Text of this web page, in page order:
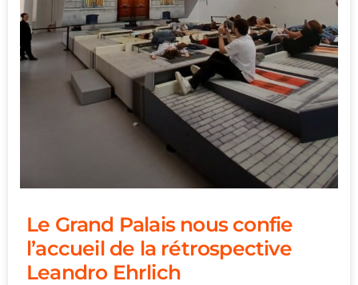
Le Grand Palais nous confie
l’accueil de la rétrospective
Leandro Ehrlich